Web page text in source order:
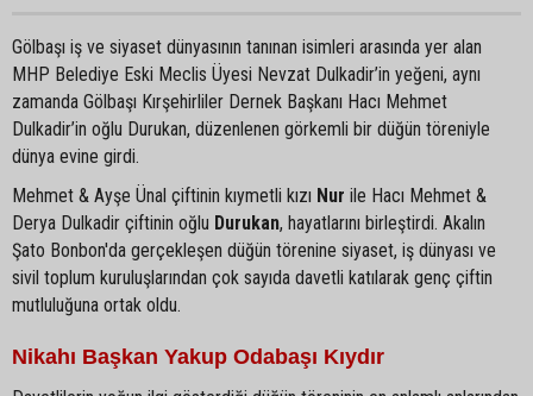
Gölbaşı iş ve siyaset dünyasının tanınan isimleri arasında yer alan
MHP Belediye Eski Meclis Üyesi Nevzat Dulkadir’in yeğeni, aynı
zamanda Gölbaşı Kırşehirliler Dernek Başkanı Hacı Mehmet
Dulkadir’in oğlu Durukan, düzenlenen görkemli bir düğün töreniyle
dünya evine girdi.
Mehmet & Ayşe Ünal çiftinin kıymetli kızı Nur ile Hacı Mehmet &
Derya Dulkadir çiftinin oğlu Durukan, hayatlarını birleştirdi. Akalın
Şato Bonbon'da gerçekleşen düğün törenine siyaset, iş dünyası ve
sivil toplum kuruluşlarından çok sayıda davetli katılarak genç çiftin
mutluluğuna ortak oldu.
Nikahı Başkan Yakup Odabaşı Kıydır